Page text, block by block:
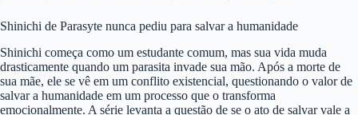
Shinichi de Parasyte nunca pediu para salvar a humanidade
Shinichi começa como um estudante comum, mas sua vida muda
drasticamente quando um parasita invade sua mão. Após a morte de
sua mãe, ele se vê em um conflito existencial, questionando o valor de
salvar a humanidade em um processo que o transforma
emocionalmente. A série levanta a questão de se o ato de salvar vale a